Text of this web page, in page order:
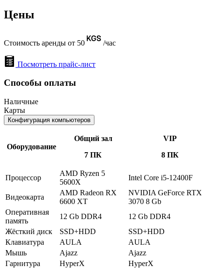
Цены
Стоимость аренды от 50 /час
Посмотреть прайс-лист
Способы оплаты
Наличные
Карты
Конфигурация компьютеров
Оборудование
Общий зал
7 ПК
VIP
8 ПК
Процессор
AMD Ryzen 5
5600X
Intel Core i5-12400F
Видеокарта
AMD Radeon RX
6600 XT
NVIDIA GeForce RTX
3070 8 Gb
Оперативная
память
12 Gb DDR4
12 Gb DDR4
Жёсткий диск
SSD+HDD
SSD+HDD
Клавиатура
AULA
AULA
Мышь
Ajazz
Ajazz
Гарнитура
HyperX
HyperX